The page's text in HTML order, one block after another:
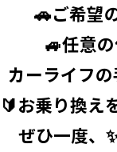
🚗ご希望
🚙任意
カーライフ
🔰お乗り換え
ぜひ一度、